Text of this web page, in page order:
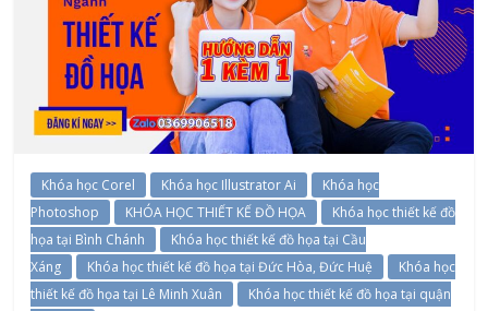
Khóa học Corel Khóa học Illustrator Ai
Khóa học
Photoshop
KHÓA HỌC THIẾT KẾ ĐỒ HỌA
Khóa học thiết kế đồ
họa tại Bình Chánh
Khóa học thiết kế đồ họa tại Cầu
Xáng
Khóa học thiết kế đồ họa tại Đức Hòa, Đức Huệ
Khóa học
thiết kế đồ họa tại Lê Minh Xuân
Khóa học thiết kế đồ họa tại quận